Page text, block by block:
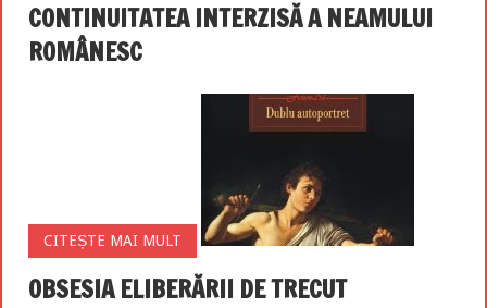
CONTINUITATEA INTERZISĂ A NEAMULUI
ROMÂNESC
CITEȘTE MAI MULT
OBSESIA ELIBERĂRII DE TRECUT